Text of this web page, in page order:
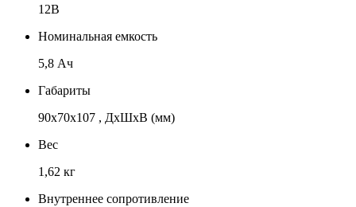
12В
Номинальная емкость
5,8 Ач
Габариты
90x70x107 , ДхШхВ (мм)
Вес
1,62 кг
Внутреннее сопротивление